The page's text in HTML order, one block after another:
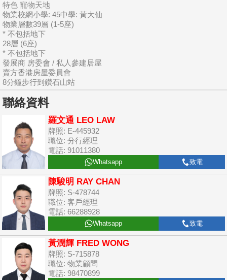
特色 寵物天地
物業校網小學: 45中學: 黃大仙
物業層數39層 (1-5座)
* 不包括地下
28層 (6座)
* 不包括地下
發展商 房委會 / 私人參建居屋
賣方香港房屋委員會
8分鐘步行到鑽石山站
聯絡資料
羅文通 LEO LAW
牌照: E-445932
職位: 分行經理
電話: 91011380
Whatsapp 致電
陳駿明 RAY CHAN
牌照: S-478744
職位: 客戶經理
電話: 66288928
Whatsapp 致電
黃潤輝 FRED WONG
牌照: S-715878
職位: 物業顧問
電話: 98470899